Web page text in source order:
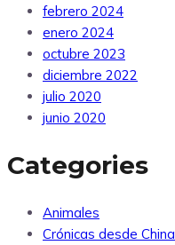
febrero 2024
enero 2024
octubre 2023
diciembre 2022
julio 2020
junio 2020
Categories
Animales
Crónicas desde China